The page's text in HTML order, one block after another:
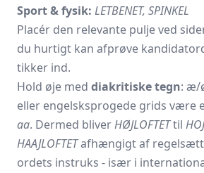
Sport & fysik: LETBENET, SPINKEL
Placér den relevante pulje ved
du hurtigt kan afprøve
tikker ind.
Hold øje med diakritiske tegn: æ/
eller engelsksprogede grids være
aa. Dermed bliverHØJLOFTETtil
HAAJLOFTETafhængigt af
ordets instruks - især i